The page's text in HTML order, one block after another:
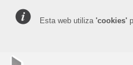
Esta web utiliza 'cookies'